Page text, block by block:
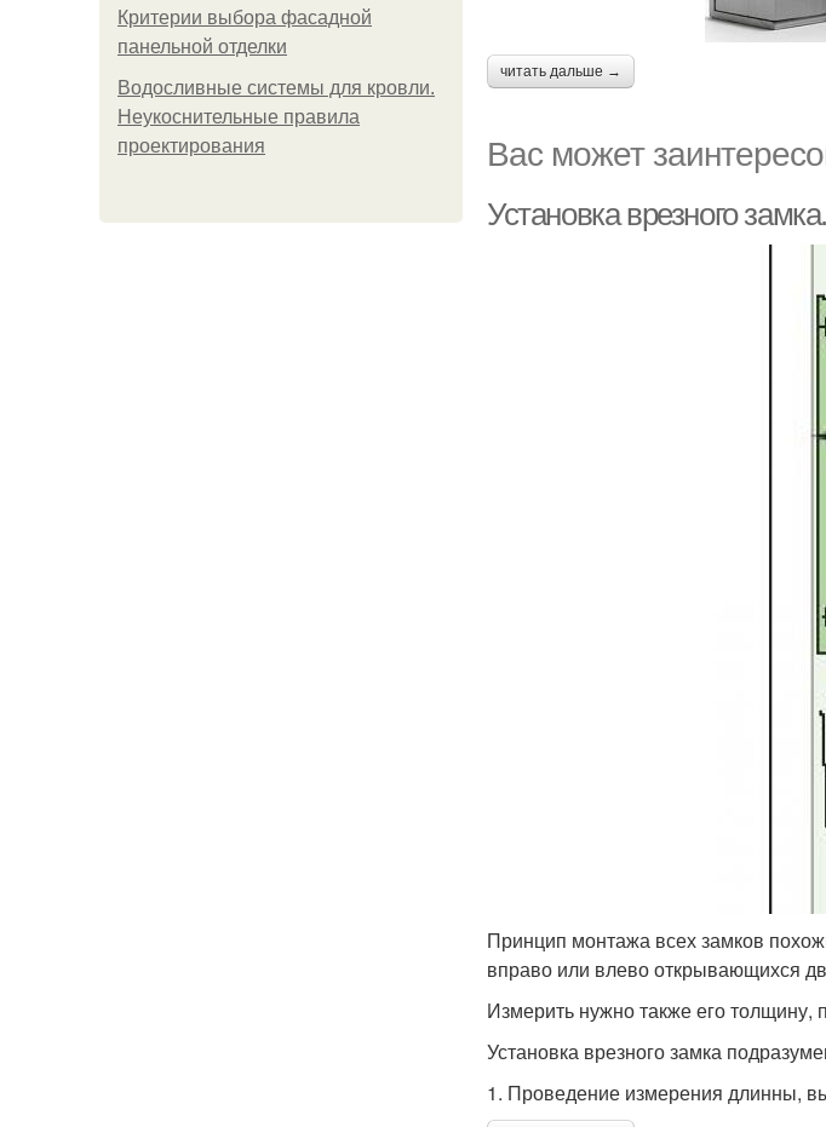
Критерии выбора фасадной
панельной отделки
Водосливные системы для кровли.
Неукоснительные правила
проектирования
читать дальше →
Вас может
Установка врезного
Принцип монтажа всех замков
вправо или влево открывающихся
Измерить нужно также его толщину,
Установка врезного замка
1. Проведение измерения длинны,